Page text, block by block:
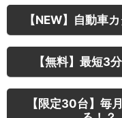
【NEW】自動車
【無料】最短3
【限定30台】毎